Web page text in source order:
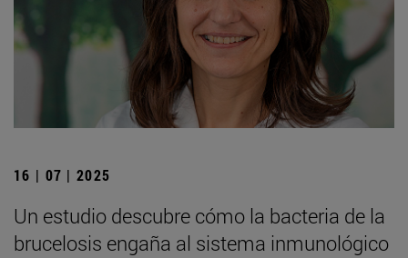
16 | 07 | 2025
Un estudio descubre cómo la bacteria de la
brucelosis engaña al sistema inmunológico